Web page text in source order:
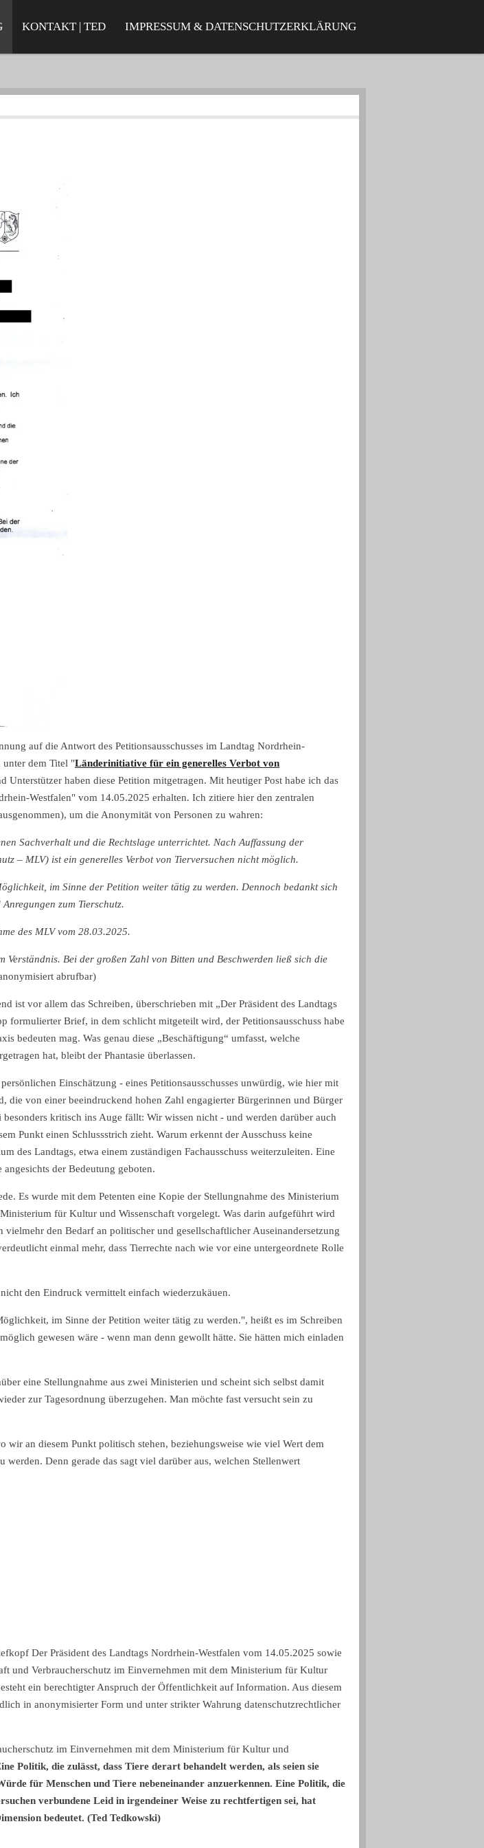
KONTAKT | TED IMPRESSUM & DATENSCHUTZERKLÄRUNG
auf die Antwort des Petitionsausschusses im Landtag Nordrhein-
unter dem Titel "Länderinitiative für ein generelles Verbot von
haben diese Petition mitgetragen. Mit heutiger Post habe ich das
Westfalen" vom 14.05.2025 erhalten. Ich zitiere hier den zentralen
um die Anonymität von Personen zu wahren:
Sachverhalt und die Rechtslage unterrichtet. Nach Auffassung der
– MLV) ist ein generelles Verbot von Tierversuchen nicht möglich.
im Sinne der Petition weiter tätig zu werden. Dennoch bedankt sich
zum Tierschutz.
des MLV vom 28.03.2025.
Bei der großen Zahl von Bitten und Beschwerden ließ sich die
abrufbar)
ist vor allem das Schreiben, überschrieben mit „Der Präsident des Landtags
formulierter Brief, in dem schlicht mitgeteilt wird, der Petitionsausschuss habe
bedeuten mag. Was genau diese „Beschäftigung“ umfasst, welche
hat, bleibt der Phantasie überlassen.
Einschätzung - eines Petitionsausschusses unwürdig, wie hier mit
die von einer beeindruckend hohen Zahl engagierter Bürgerinnen und Bürger
kritisch ins Auge fällt: Wir wissen nicht - und werden darüber auch
Punkt einen Schlussstrich zieht. Warum erkennt der Ausschuss keine
des Landtags, etwa einem zuständigen Fachausschuss weiterzuleiten. Eine
der Bedeutung geboten.
Es wurde mit dem Petenten eine Kopie der Stellungnahme des Ministerium
für Kultur und Wissenschaft vorgelegt. Was darin aufgeführt wird
den Bedarf an politischer und gesellschaftlicher Auseinandersetzung
einmal mehr, dass Tierrechte nach wie vor eine untergeordnete Rolle
den Eindruck vermittelt einfach wiederzukäuen.
im Sinne der Petition weiter tätig zu werden.", heißt es im Schreiben
gewesen wäre - wenn man denn gewollt hätte. Sie hätten mich einladen
eine Stellungnahme aus zwei Ministerien und scheint sich selbst damit
zur Tagesordnung überzugehen. Man möchte fast versucht sein zu
wir an diesem Punkt politisch stehen, beziehungsweise wie viel Wert dem
Denn gerade das sagt viel darüber aus, welchen Stellenwert
Der Präsident des Landtags Nordrhein-Westfalen vom 14.05.2025 sowie
und Verbraucherschutz im Einvernehmen mit dem Ministerium für Kultur
ein berechtigter Anspruch der Öffentlichkeit auf Information. Aus diesem
in anonymisierter Form und unter strikter Wahrung datenschutzrechtlicher
im Einvernehmen mit dem Ministerium für Kultur und
Politik, die zulässt, dass Tiere derart behandelt werden, als seien sie
für Menschen und Tiere nebeneinander anzuerkennen. Eine Politik, die
verbundene Leid in irgendeiner Weise zu rechtfertigen sei, hat
bedeutet. (Ted Tedkowski)